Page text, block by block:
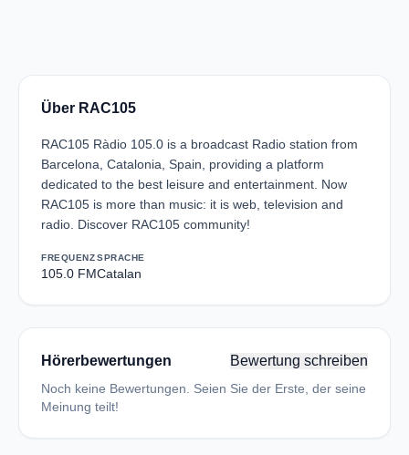
Über RAC105
RAC105 Ràdio 105.0 is a broadcast Radio station from
Barcelona, Catalonia, Spain, providing a platform
dedicated to the best leisure and entertainment. Now
RAC105 is more than music: it is web, television and
radio. Discover RAC105 community!
FREQUENZ
105.0 FM
SPRACHE
Catalan
Hörerbewertungen Bewertung schreiben
Noch keine Bewertungen. Seien Sie der Erste, der seine
Meinung teilt!